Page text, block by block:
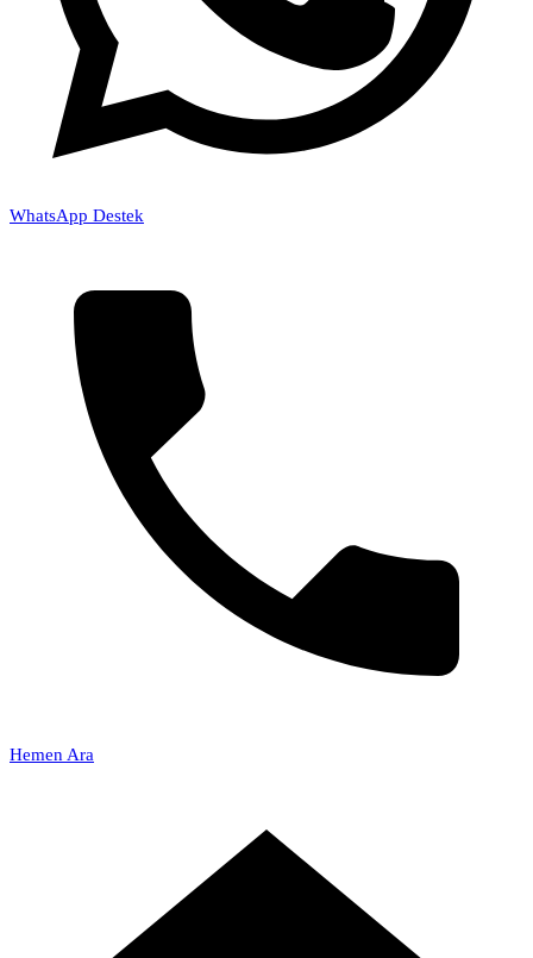
WhatsApp Destek
Hemen Ara